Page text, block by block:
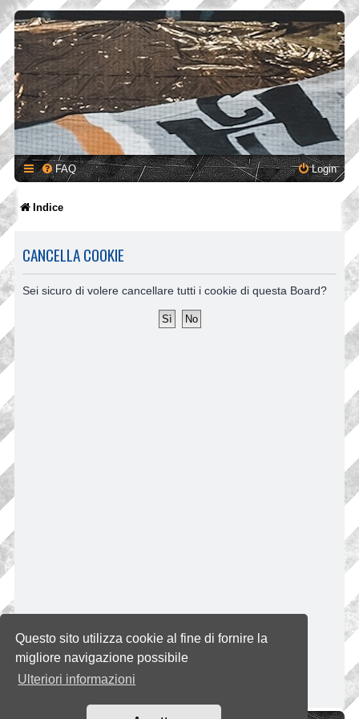
Questo sito utilizza cookie al fine di fornire la
migliore navigazione possibile
Ulteriori informazioni
FAQ Login
Indice
CANCELLA COOKIE
Sei sicuro di volere cancellare tutti i cookie di questa Board?